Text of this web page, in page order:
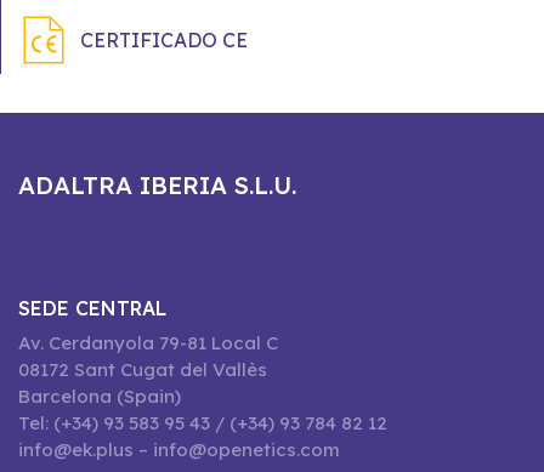
CERTIFICADO CE
ADALTRA IBERIA S.L.U.
SEDE CENTRAL
Av. Cerdanyola 79-81 Local C
08172 Sant Cugat del Vallès
Barcelona (Spain)
Tel: (+34) 93 583 95 43 / (+34) 93 784 82 12
info@ek.plus – info@openetics.com